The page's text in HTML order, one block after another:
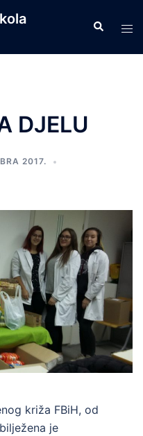
Search
DJELU
2017.
križa FBiH, od
je